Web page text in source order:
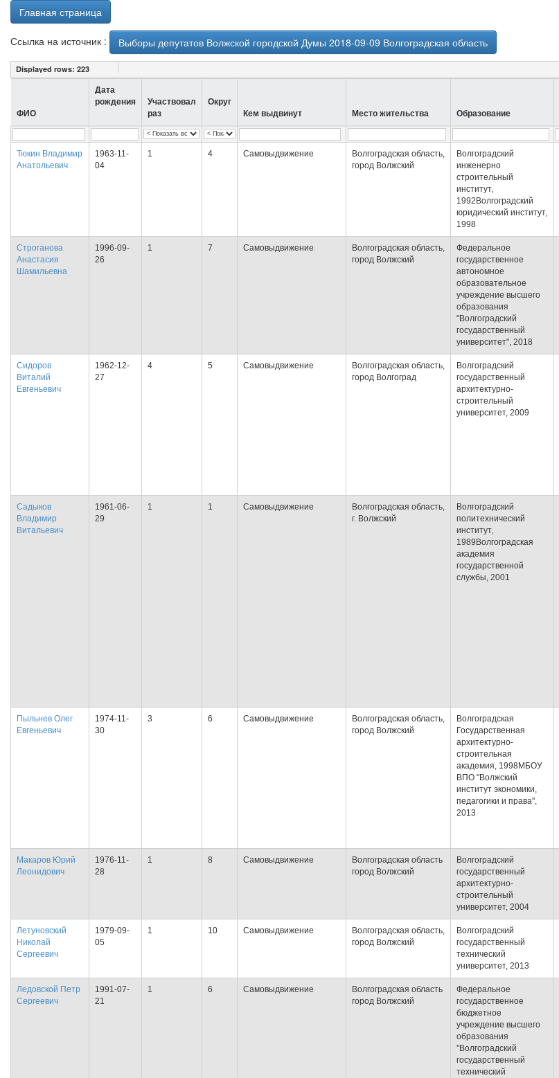
Главная страница
Ссылка на источник : Выборы депутатов Волжской городской Думы 2018-09-09 Волгоградская область
Displayed rows: 223
ФИО
Дата
рождения
Участвовал
раз
Округ
Кем выдвинут
Место жительства Образование
Тюкин Владимир
Анатольевич
1963-11-
04
1 4 Самовыдвижение
Волгоградская область,
город Волжский
Волгоградский
инженерно
строительный
институт,
1992Волгоградский
юридический институт,
1998
Строганова
Анастасия
Шамильевна
1996-09-
26
1 7 Самовыдвижение
Волгоградская область,
город Волжский
Федеральное
государственное
автономное
образовательное
учреждение высшего
образования
"Волгоградский
государственный
университет", 2018
Сидоров
Виталий
Евгеньевич
1962-12-
27
4 5 Самовыдвижение
Волгоградская область,
город Волгоград
Волгоградский
государственный
архитектурно-
строительный
университет, 2009
Садыков
Владимир
Витальевич
1961-06-
29
1 1 Самовыдвижение
Волгоградская область,
г. Волжский
Волгоградский
политехнический
институт,
1989Волгоградская
академия
государственной
службы, 2001
Пыльнев Олег
Евгеньевич
1974-11-
30
3 6 Самовыдвижение
Волгоградская область,
город Волжский
Волгоградская
Государственная
архитектурно-
строительная
академия, 1998МБОУ
ВПО "Волжский
институт экономики,
педагогики и права",
2013
Макаров Юрий
Леонидович
1976-11-
28
1 8 Самовыдвижение
Волгоградская область
город Волжский
Волгоградский
государственный
архитектурно-
строительный
университет, 2004
Летуновский
Николай
Сергеевич
1979-09-
05
1 10 Самовыдвижение
Волгоградская область,
город Волжский
Волгоградский
государственный
технический
университет, 2013
Ледовской Петр
Сергеевич
1991-07-
21
1 6 Самовыдвижение
Волгоградская область
город Волжский
Федеральное
государственное
бюджетное
учреждение высшего
образования
"Волгоградский
государственный
технический